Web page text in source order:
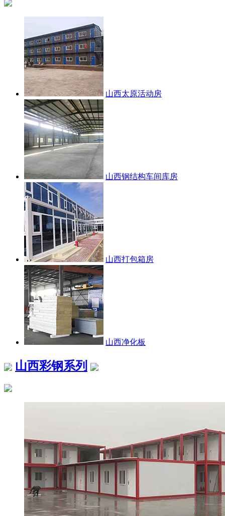
山西太原活动房
山西钢结构车间库房
山西打包箱房
山西净化板
山西彩钢系列